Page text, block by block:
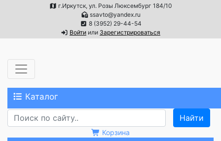
г.Иркутск, ул. Розы Люксембург 184/10
ssavto@yandex.ru
8 (3952) 29-44-54
Войти или Зарегистрироваться
Каталог
Корзина